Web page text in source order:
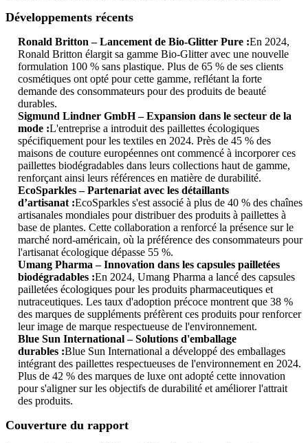
Développements récents
Ronald Britton – Lancement de Bio-Glitter Pure :En 2024,
Ronald Britton élargit sa gamme Bio-Glitter avec une nouvelle
formulation 100 % sans plastique. Plus de 65 % de ses clients
cosmétiques ont opté pour cette gamme, reflétant la forte
demande des consommateurs pour des produits de beauté
durables.
Sigmund Lindner GmbH – Expansion dans le secteur de la
mode :L'entreprise a introduit des paillettes écologiques
spécifiquement pour les textiles en 2024. Près de 45 % des
maisons de couture européennes ont commencé à incorporer ces
paillettes biodégradables dans leurs collections haut de gamme,
renforçant ainsi leurs références en matière de durabilité.
EcoSparkles – Partenariat avec les détaillants
d’artisanat :EcoSparkles s'est associé à plus de 40 % des chaînes
artisanales mondiales pour distribuer des produits à paillettes à
base de plantes. Cette collaboration a renforcé la présence sur le
marché nord-américain, où la préférence des consommateurs pour
l'artisanat écologique dépasse 55 %.
Umang Pharma – Innovation dans les capsules pailletées
biodégradables :En 2024, Umang Pharma a lancé des capsules
pailletées écologiques pour les produits pharmaceutiques et
nutraceutiques. Les taux d'adoption précoce montrent que 38 %
des marques de suppléments préfèrent ces produits pour renforcer
leur image de marque respectueuse de l'environnement.
Blue Sun International – Solutions d'emballage
durables :Blue Sun International a développé des emballages
intégrant des paillettes respectueuses de l'environnement en 2024.
Plus de 42 % des marques de luxe ont adopté cette innovation
pour s'aligner sur les objectifs de durabilité et améliorer l'attrait
des produits.
Couverture du rapport